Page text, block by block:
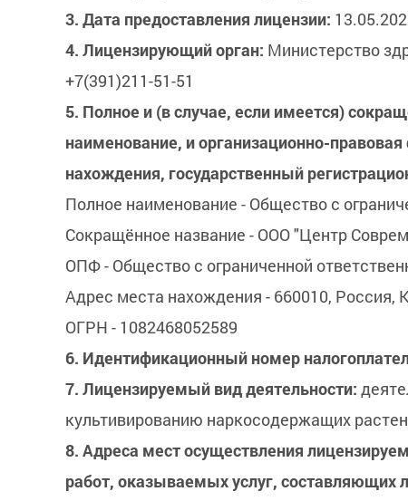
3. Дата предоставления лицензии:
4. Лицензирующий орган: Министерство
+7(391)211-51-51
5. Полное и (в случае, если имеется)
наименование, и организационно-
нахождения, государственный
Полное наименование - Общество с
Сокращённое название - ООО "Центр
ОПФ - Общество с ограниченной
Адрес места нахождения - 660010, Россия,
ОГРН - 1082468052589
6. Идентификационный номер
7. Лицензируемый вид деятельности:
культивированию наркосодержащих
8. Адреса мест осуществления
работ, оказываемых услуг, составляющих